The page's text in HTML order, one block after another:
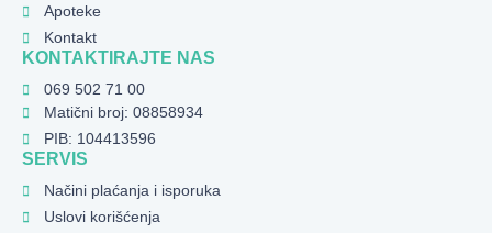
Apoteke
Kontakt
KONTAKTIRAJTE NAS
069 502 71 00
Matični broj: 08858934
PIB: 104413596
SERVIS
Načini plaćanja i isporuka
Uslovi korišćenja